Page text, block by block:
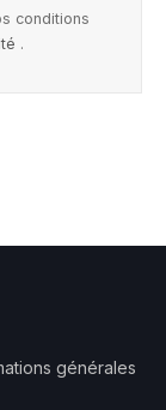
conditions
.
générales